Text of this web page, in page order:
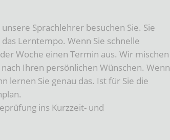
Sprachlehrer besuchen Sie. Sie
Lerntempo. Wenn Sie schnelle
Woche einen Termin aus. Wir mischen
Ihren persönlichen Wünschen. Wenn
lernen Sie genau das. Ist für Sie die
ins Kurzzeit- und